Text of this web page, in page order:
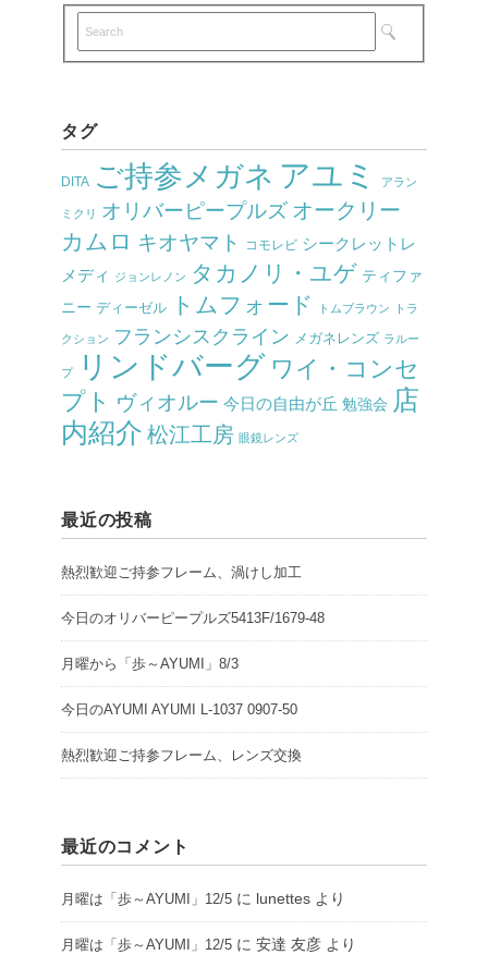
タグ
DITA ご持参メガネ アユミ アラン
ミクリ オリバーピープルズ オークリー
カムロ キオヤマト コモレビ シークレットレ
メディ
ジョンレノン タカノリ・ユゲ ティファ
ニー ディーゼル トムフォード トムブラウン トラ
クション フランシスクライン メガネレンズ ラルー
プ リンドバーグ ワイ・コンセ
プト ヴィオルー 今日の自由が丘 勉強会 店
内紹介 松江工房 眼鏡レンズ
最近の投稿
熱烈歓迎ご持参フレーム、渦けし加工
今日のオリバーピープルズ5413F/1679-48
月曜から「歩～AYUMI」8/3
今日のAYUMI AYUMI L-1037 0907-50
熱烈歓迎ご持参フレーム、レンズ交換
最近のコメント
月曜は「歩～AYUMI」12/5 に lunettes より
月曜は「歩～AYUMI」12/5 に 安達 友彦 より